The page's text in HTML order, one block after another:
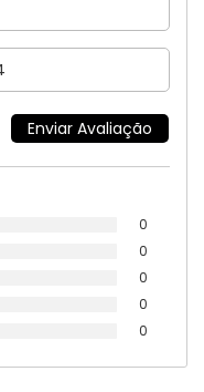
0
0
0
0
0